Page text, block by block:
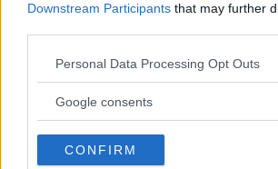
Downstream Participants that may further
Please note that this website/app uses one
not limited to your visit or usage behaviour.
use your data for below specified purposes
consent section.
Personal Data Processing Opt Outs
Google consents
CONFIRM